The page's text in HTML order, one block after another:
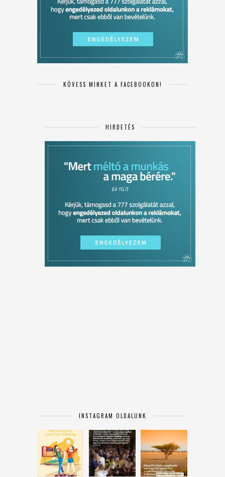
KÖVESS MINKET A FACEBOOKON!
HIRDETÉS
INSTAGRAM OLDALUNK